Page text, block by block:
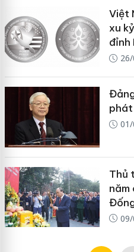
Việt
xu
đỉnh
Thủ
năm